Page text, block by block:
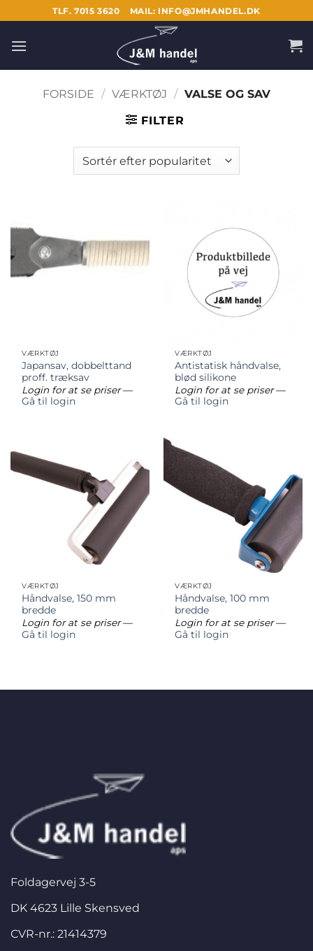
til
indhold
TLF. 7015 3620 MAIL: INFO@JMHANDEL.DK
FORSIDE / VÆRKTØJ / VALSE OG SAV
FILTER
VÆRKTØJ
Japansav, dobbelttand
proff. træksav
Login for at se priser—
Gå til login
VÆRKTØJ
Antistatisk håndvalse,
blød silikone
Login for at se priser—
Gå til login
VÆRKTØJ
Håndvalse, 150 mm
bredde
Login for at se priser—
Gå til login
VÆRKTØJ
Håndvalse, 100 mm
bredde
Login for at se priser—
Gå til login
Foldagervej 3-5
DK 4623 Lille Skensved
CVR-nr.: 21414379